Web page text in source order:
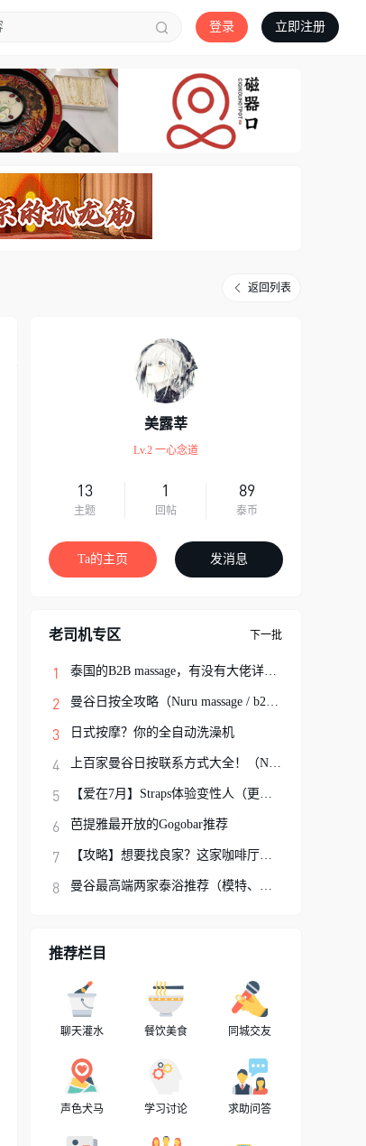
登录 立即注册
返回列表
美露莘
Lv.2 一心念道
13
主题
1
回帖
89
泰币
Ta的主页 发消息
老司机专区 下一批
泰国的B2B massage，有没有大佬详细解说一
曼谷日按全攻略（Nuru massage / b2b按摩避
日式按摩？你的全自动洗澡机
上百家曼谷日按联系方式大全！（Nuru Massa
【爱在7月】Straps体验变性人（更新完结）
芭提雅最开放的Gogobar推荐
【攻略】想要找良家？这家咖啡厅你可以试试
曼谷最高端两家泰浴推荐（模特、网红、明星
推荐栏目
聊天灌水 餐饮美食 同城交友
声色犬马 学习讨论 求助问答